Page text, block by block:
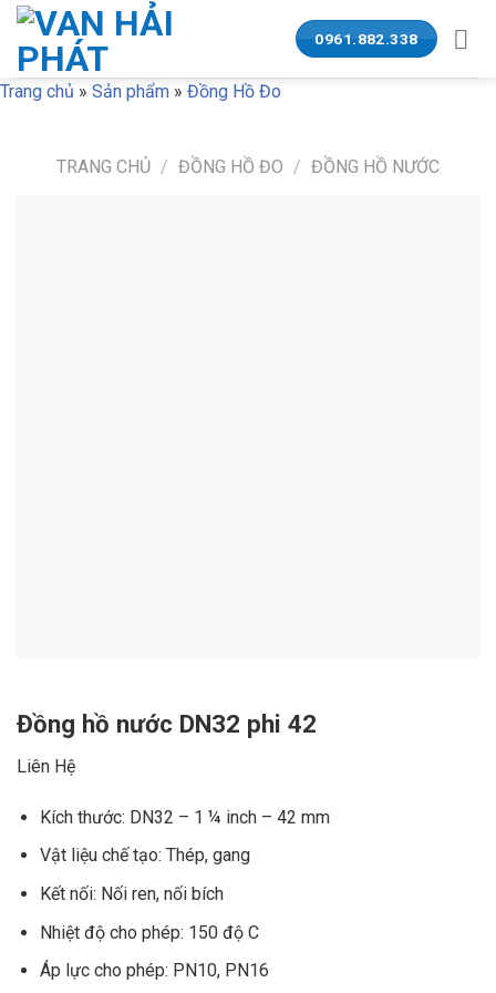
Skip
content
0961.882.338
Trang chủ » Sản phẩm » Đồng Hồ Đo
TRANG CHỦ / ĐỒNG HỒ ĐO / ĐỒNG HỒ NƯỚC
Đồng hồ nước DN32 phi 42
Liên Hệ
Kích thước: DN32 – 1 ¼ inch – 42 mm
Vật liệu chế tạo: Thép, gang
Kết nối: Nối ren, nối bích
Nhiệt độ cho phép: 150 độ C
Áp lực cho phép: PN10, PN16